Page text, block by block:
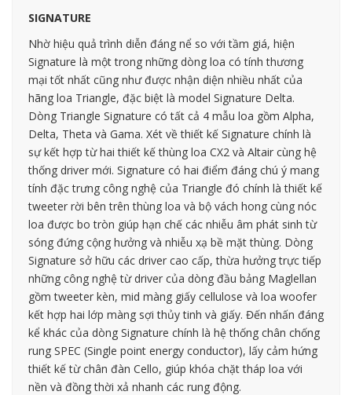
SIGNATURE
Nhờ hiệu quả trình diễn đáng nể so với tầm giá, hiện
Signature là một trong những dòng loa có tính thương
mại tốt nhất cũng như được nhận diện nhiều nhất của
hãng loa Triangle, đặc biệt là model Signature Delta.
Dòng Triangle Signature có tất cả 4 mẫu loa gồm Alpha,
Delta, Theta và Gama. Xét về thiết kế Signature chính là
sự kết hợp từ hai thiết kế thùng loa CX2 và Altair cùng hệ
thống driver mới. Signature có hai điểm đáng chú ý mang
tính đặc trưng công nghệ của Triangle đó chính là thiết kế
tweeter rời bên trên thùng loa và bộ vách hong cùng nóc
loa được bo tròn giúp hạn chế các nhiễu âm phát sinh từ
sóng đứng cộng hưởng và nhiễu xạ bề mặt thùng. Dòng
Signature sở hữu các driver cao cấp, thừa hưởng trực tiếp
những công nghệ từ driver của dòng đầu bảng Maglellan
gồm tweeter kèn, mid màng giấy cellulose và loa woofer
kết hợp hai lớp màng sợi thủy tinh và giấy. Đến nhấn đáng
kể khác của dòng Signature chính là hệ thống chân chống
rung SPEC (Single point energy conductor), lấy cảm hứng
thiết kế từ chân đàn Cello, giúp khóa chặt tháp loa với
nền và đồng thời xả nhanh các rung động.